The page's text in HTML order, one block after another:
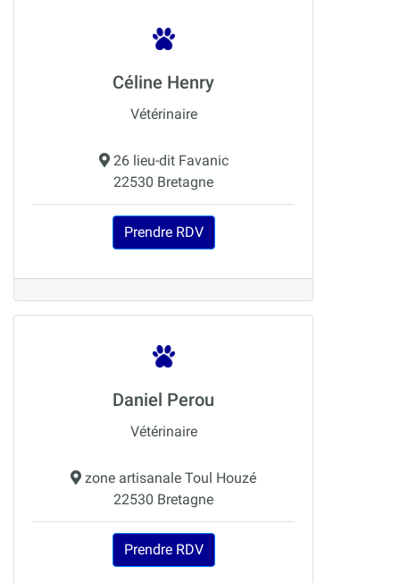
Céline Henry
Vétérinaire
26 lieu-dit Favanic
22530 Bretagne
Prendre RDV
Daniel Perou
Vétérinaire
zone artisanale Toul Houzé
22530 Bretagne
Prendre RDV